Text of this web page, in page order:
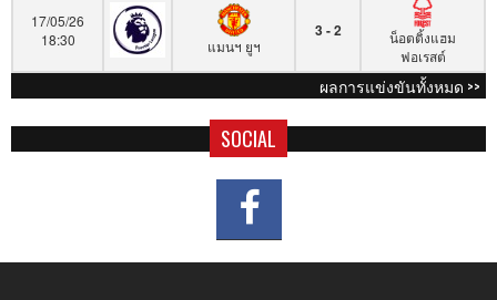
17/05/26
18:30
แมนฯ ยูฯ
3 - 2
น็อตติ้งแฮม
ฟอเรสต์
ผลการแข่งขันทั้งหมด >>
SOCIAL